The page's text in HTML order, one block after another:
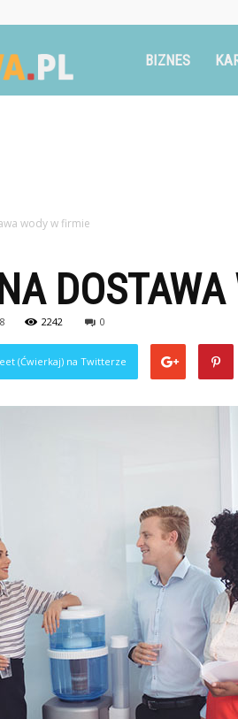
Ruszglowa.plBIZNES
wody w firmie
2242 0
(Ćwierkaj) na Twitterze